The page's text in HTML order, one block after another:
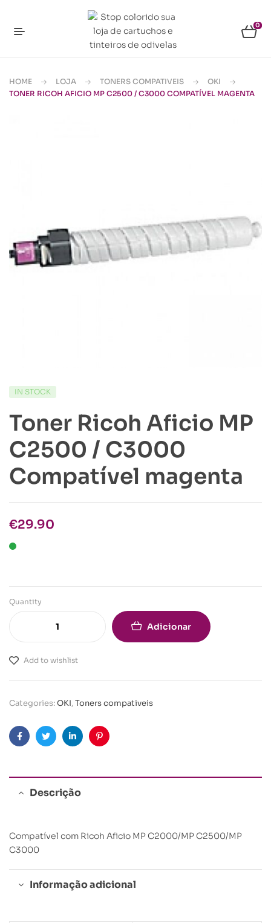
0
HOME LOJA TONERS COMPATIVEIS
OKI
TONER RICOH AFICIO MP C2500 / C3000 COMPATÍVEL MAGENTA
IN STOCK
Toner Ricoh Aficio MP
C2500 / C3000
Compatível magenta
€29.90
Quantity
Adicionar
Add to wishlist
Categories:OKI,Toners compativeis
FacebookTwitterLinkedinPinterest
Descrição
Compatível com Ricoh Aficio MP C2000/MP C2500/MP
C3000
Informação adicional